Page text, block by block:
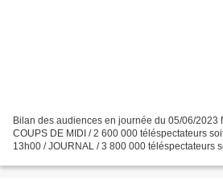
Bilan des audiences en journée du 05/06/2023
COUPS DE MIDI / 2 600 000 téléspectateurs
13h00 / JOURNAL / 3 800 000 téléspectateurs